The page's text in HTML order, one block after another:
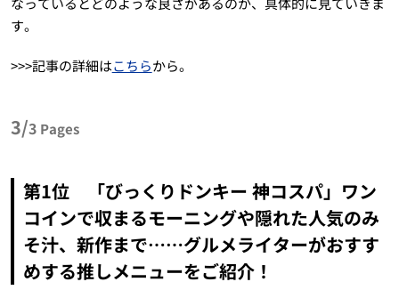
す。
>>>記事の詳細はこちらから。
3/3 Pages
第1位 「びっくりドンキー 神コスパ」ワン
コインで収まるモーニングや隠れた人気のみ
そ汁、新作まで……グルメライターがおすす
めする推しメニューをご紹介！